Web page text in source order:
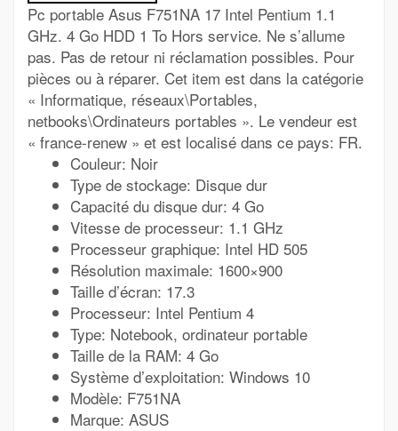
Pc portable Asus F751NA 17 Intel Pentium 1.1
GHz. 4 Go HDD 1 To Hors service. Ne s’allume
pas. Pas de retour ni réclamation possibles. Pour
pièces ou à réparer. Cet item est dans la catégorie
« Informatique, réseaux\Portables,
netbooks\Ordinateurs portables ». Le vendeur est
« france-renew » et est localisé dans ce pays: FR.
Couleur: Noir
Type de stockage: Disque dur
Capacité du disque dur: 4 Go
Vitesse de processeur: 1.1 GHz
Processeur graphique: Intel HD 505
Résolution maximale: 1600×900
Taille d’écran: 17.3
Processeur: Intel Pentium 4
Type: Notebook, ordinateur portable
Taille de la RAM: 4 Go
Système d’exploitation: Windows 10
Modèle: F751NA
Marque: ASUS